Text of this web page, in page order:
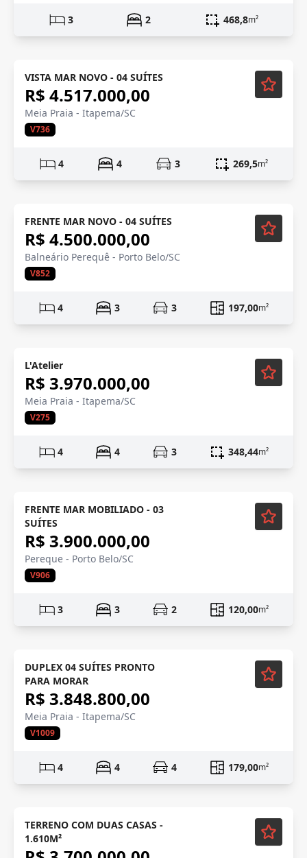
3 2 468,8m²
VISTA MAR NOVO - 04 SUÍTES
R$ 4.517.000,00
Meia Praia - Itapema/SC
V736
4 4 3 269,5m²
FRENTE MAR NOVO - 04 SUÍTES
R$ 4.500.000,00
Balneário Perequê - Porto Belo/SC
V852
4 3 3 197,00m²
Vídeo Pré-lançamento
L'Atelier
R$ 3.970.000,00
Meia Praia - Itapema/SC
V275
4 4 3 348,44m²
Mobiliado
FRENTE MAR MOBILIADO - 03
SUÍTES
R$ 3.900.000,00
Pereque - Porto Belo/SC
V906
3 3 2 120,00m²
Mobiliado
DUPLEX 04 SUÍTES PRONTO
PARA MORAR
R$ 3.848.800,00
Meia Praia - Itapema/SC
V1009
4 4 4 179,00m²
TERRENO COM DUAS CASAS -
1.610M²